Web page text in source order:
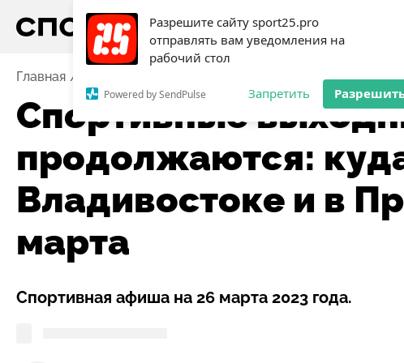
Разрешите сайту sport25.pro
отправлять вам уведомления на
рабочий стол
Powered by SendPulse Запретить
Главная Спортивные выходные
Спортивные
продолжаются:
Владивостоке и в
марта
Спортивная афиша на 26 марта 2023 года.